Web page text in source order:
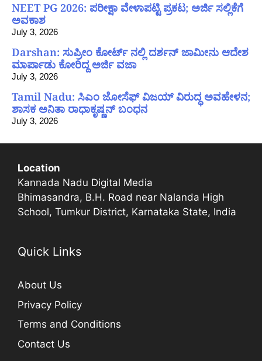
NEET PG 2026: ಪರೀಕ್ಷಾ ವೇಳಾಪಟ್ಟಿ ಪ್ರಕಟ; ಅರ್ಜಿ ಸಲ್ಲಿಕೆಗೆ
ಅವಕಾಶ
July 3, 2026
Darshan: ಸುಪ್ರೀಂ ಕೋರ್ಟ್ ನಲ್ಲಿ ದರ್ಶನ್ ಜಾಮೀನು ಆದೇಶ
ಮಾರ್ಪಾಡು ಕೋರಿದ್ದ ಅರ್ಜಿ ವಜಾ
July 3, 2026
Tamil Nadu: ಸಿಎಂ ಜೋಸೆಫ್ ವಿಜಯ್ ವಿರುದ್ಧ ಅವಹೇಳನ;
ಶಾಸಕ ಅನಿತಾ ರಾಧಾಕೃಷ್ಣನ್ ಬಂಧನ
July 3, 2026
Location
Kannada Nadu Digital Media
Bhimasandra, B.H. Road near Nalanda High
School, Tumkur District, Karnataka State, India
Quick Links
About Us
Privacy Policy
Terms and Conditions
Contact Us